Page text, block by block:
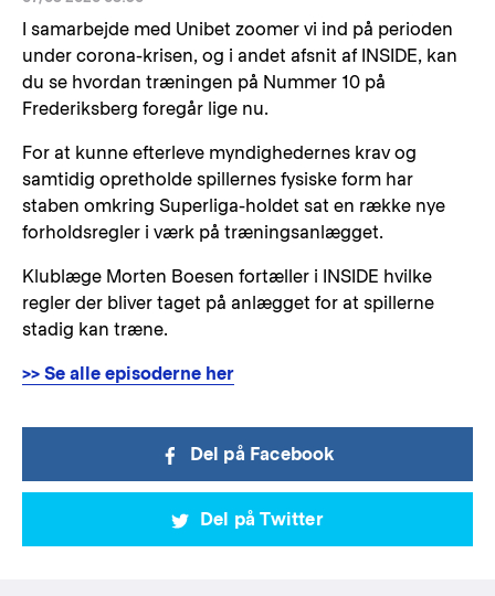
I samarbejde med Unibet zoomer vi ind på perioden
under corona-krisen, og i andet afsnit af INSIDE, kan
du se hvordan træningen på Nummer 10 på
Frederiksberg foregår lige nu.
For at kunne efterleve myndighedernes krav og
samtidig opretholde spillernes fysiske form har
staben omkring Superliga-holdet sat en række nye
forholdsregler i værk på træningsanlægget.
Klublæge Morten Boesen fortæller i INSIDE hvilke
regler der bliver taget på anlægget for at spillerne
stadig kan træne.
>> Se alle episoderne her
Del på Facebook
Del på Twitter